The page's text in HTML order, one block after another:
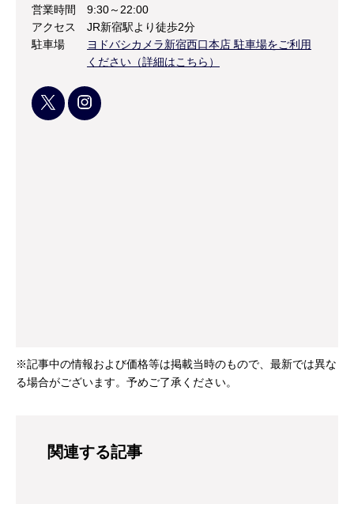
営業時間
9:30～22:00
アクセス
JR新宿駅より徒歩2分
駐車場
ヨドバシカメラ新宿西口本店 駐車場をご利用
ください（詳細はこちら）
※記事中の情報および価格等は掲載当時のもので、最新では異な
る場合がございます。予めご了承ください。
関連する記事